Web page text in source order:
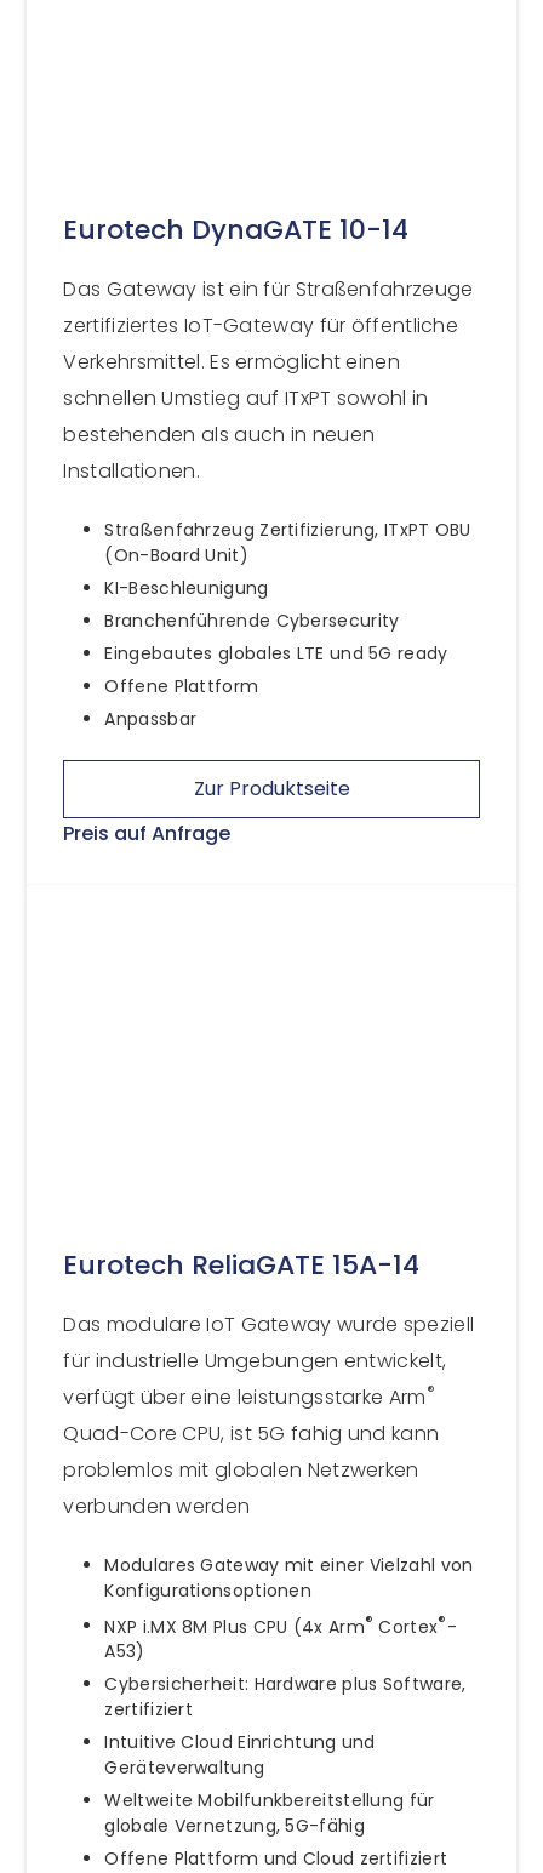
Eurotech DynaGATE 10-14
Das Gateway ist ein für Straßenfahrzeuge
zertifiziertes IoT-Gateway für öffentliche
Verkehrsmittel. Es ermöglicht einen
schnellen Umstieg auf ITxPT sowohl in
bestehenden als auch in neuen
Installationen.
Straßenfahrzeug Zertifizierung, ITxPT OBU
(On-Board Unit)
KI-Beschleunigung
Branchenführende Cybersecurity
Eingebautes globales LTE und 5G ready
Offene Plattform
Anpassbar
Zur Produktseite
Preis auf Anfrage
Eurotech ReliaGATE 15A-14
Das modulare IoT Gateway wurde speziell
für industrielle Umgebungen entwickelt,
verfügt über eine leistungsstarke Arm®
Quad-Core CPU, ist 5G fahig und kann
problemlos mit globalen Netzwerken
verbunden werden
Modulares Gateway mit einer Vielzahl von
Konfigurationsoptionen
NXP i.MX 8M Plus CPU (4x Arm® Cortex®-
A53)
Cybersicherheit: Hardware plus Software,
zertifiziert
Intuitive Cloud Einrichtung und
Geräteverwaltung
Weltweite Mobilfunkbereitstellung für
globale Vernetzung, 5G-fähig
Offene Plattform und Cloud zertifiziert